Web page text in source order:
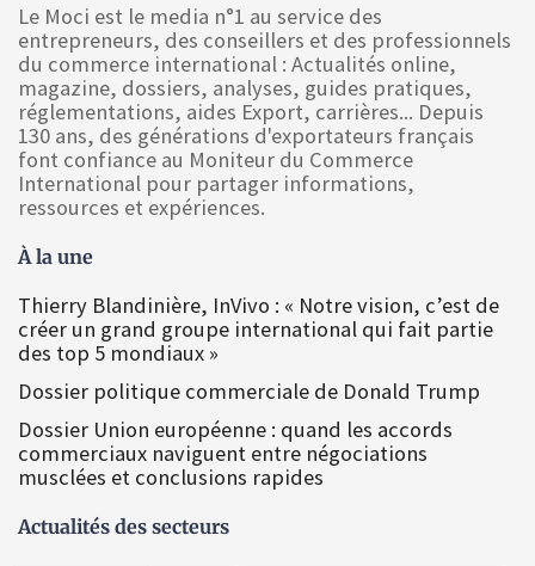
Le Moci est le media n°1 au service des
entrepreneurs, des conseillers et des professionnels
du commerce international : Actualités online,
magazine, dossiers, analyses, guides pratiques,
réglementations, aides Export, carrières... Depuis
130 ans, des générations d'exportateurs français
font confiance au Moniteur du Commerce
International pour partager informations,
ressources et expériences.
À la une
Thierry Blandinière, InVivo : « Notre vision, c’est de
créer un grand groupe international qui fait partie
des top 5 mondiaux »
Dossier politique commerciale de Donald Trump
Dossier Union européenne : quand les accords
commerciaux naviguent entre négociations
musclées et conclusions rapides
Actualités des secteurs